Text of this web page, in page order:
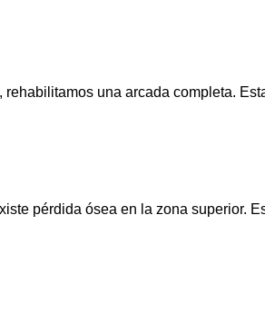
una arcada completa.
pérdida ósea en la zona superior.